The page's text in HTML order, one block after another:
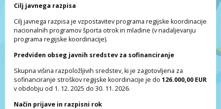
Cilj javnega razpisa
Cilj javnega razpisa je vzpostavitev programa regijske koordinacije
nacionalnih programov športa otrok in mladine (v nadaljevanju
programa regijske koordinacije).
Predviden obseg javnih sredstev za sofinanciranje
Skupna višina razpoložljivih sredstev, ki je zagotovljena za
sofinanciranje stroškov regijske koordinacije je do 126.000,00 EUR
v obdobju od 1. 12. 2025 do 30. 11. 2026.
Način prijave in razpisni rok